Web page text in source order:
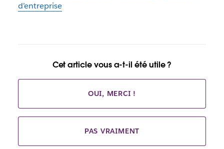
d’entreprise
Cet article vous a-t-il été utile ?
OUI, MERCI !
PAS VRAIMENT